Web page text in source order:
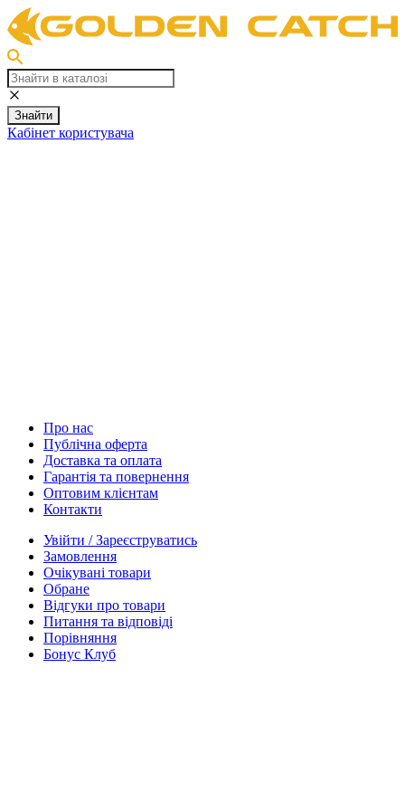
Знайти
Кабінет користувача
Про нас
Публічна оферта
Доставка та оплата
Гарантія та повернення
Оптовим клієнтам
Контакти
Увійти / Зареєструватись
Замовлення
Очікувані товари
Обране
Відгуки про товари
Питання та відповіді
Порівняння
Бонус Клуб